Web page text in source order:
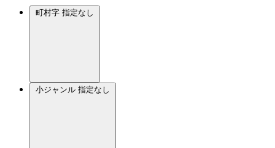
町村字 指定なし
小ジャンル 指定なし